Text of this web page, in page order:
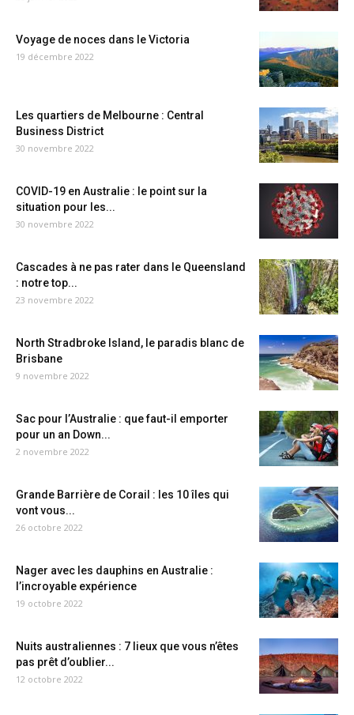
Voyage de noces dans le Victoria
19 décembre 2022
Les quartiers de Melbourne : Central
Business District
30 novembre 2022
COVID-19 en Australie : le point sur la
situation pour les...
30 novembre 2022
Cascades à ne pas rater dans le Queensland
: notre top...
23 novembre 2022
North Stradbroke Island, le paradis blanc de
Brisbane
9 novembre 2022
Sac pour l’Australie : que faut-il emporter
pour un an Down...
2 novembre 2022
Grande Barrière de Corail : les 10 îles qui
vont vous...
26 octobre 2022
Nager avec les dauphins en Australie :
l’incroyable expérience
19 octobre 2022
Nuits australiennes : 7 lieux que vous n’êtes
pas prêt d’oublier...
12 octobre 2022